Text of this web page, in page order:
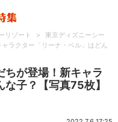
リゾート >
東京ディズニーシー
ラクター「リーナ・ベル」はどん
ちが登場！新キャラ
子？【写真75枚】